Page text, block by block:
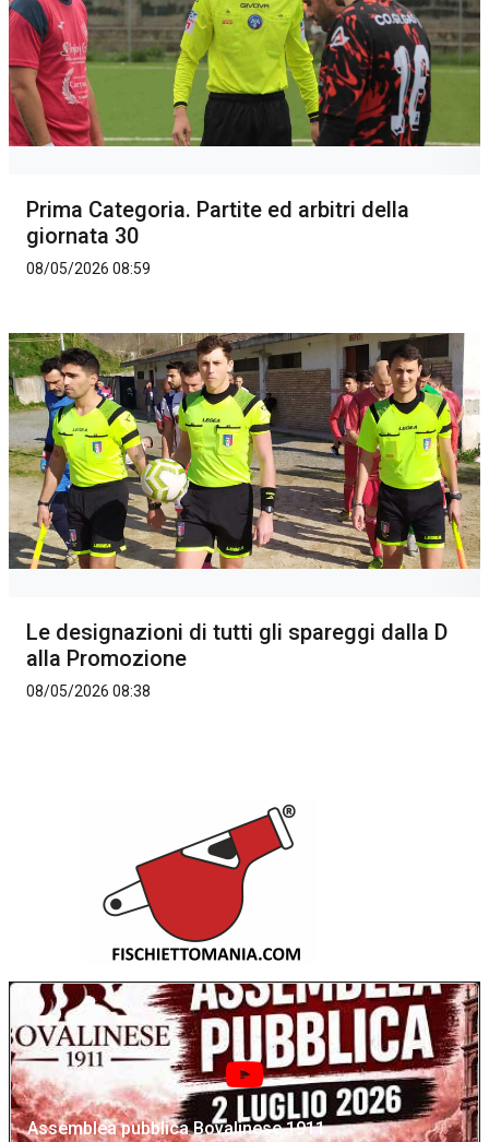
Prima Categoria. Partite ed arbitri della
giornata 30
08/05/2026 08:59
Le designazioni di tutti gli spareggi dalla D
alla Promozione
08/05/2026 08:38
Assemblea pubblica Bovalinese 1911